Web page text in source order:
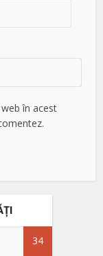
în acest
34